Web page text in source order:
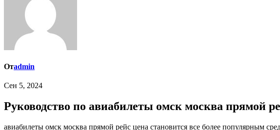
Отadmin
Сен 5, 2024
Руководство по авиабилеты омск москва прямой
авиабилеты омск москва прямой рейс цена становится все более популярным среди тех, кто хочет избежать ошибок. Но как правильно приобрести продукт и на что стоит обратить внимание?